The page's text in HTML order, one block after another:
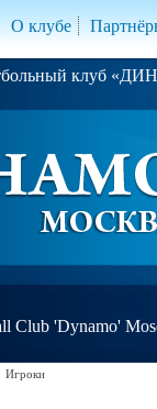
О клубе
клуб
Club 'Dynamo'
Игроки